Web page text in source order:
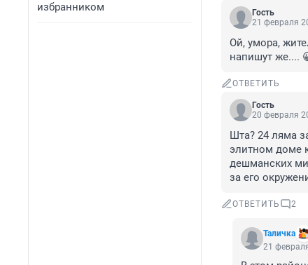
избранником
Гость
21 февраля
Ой, умора,
напишут же....
ОТВЕТИТЬ
Гость
20 февраля
Шта? 24 ляма
элитном доме
дешманских
за его
ОТВЕТИТЬ 2
Таличка
21